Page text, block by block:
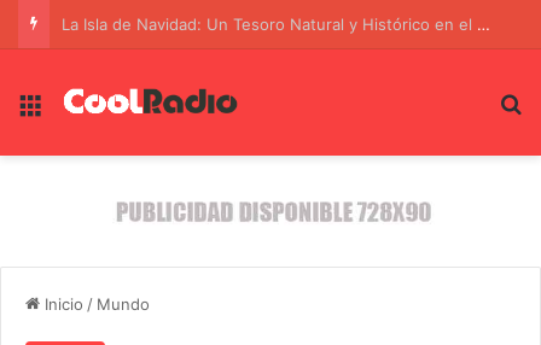
La Isla de Navidad: Un Tesoro Natural y Histórico en el Océano Índico
Menú
Inicio / Mundo